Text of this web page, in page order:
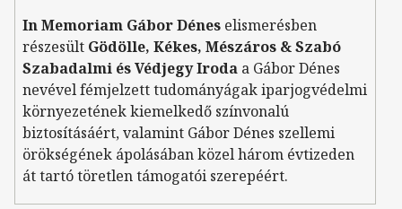
In Memoriam Gábor Dénes elismerésben
részesült Gödölle, Kékes, Mészáros & Szabó
Szabadalmi és Védjegy Iroda a Gábor Dénes
nevével fémjelzett tudományágak iparjogvédelmi
környezetének kiemelkedő színvonalú
biztosításáért, valamint Gábor Dénes szellemi
örökségének ápolásában közel három évtizeden
át tartó töretlen támogatói szerepéért.